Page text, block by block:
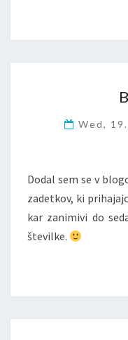
Wed,
Dodal sem se v
zadetkov, ki
kar zanimivi do
številke.